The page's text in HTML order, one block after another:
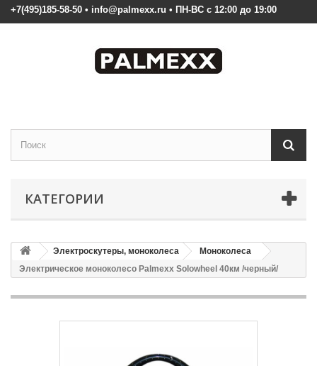
+7(495)185-58-50 • info@palmexx.ru • ПН-ВС с 12:00 до 19:00
КАТЕГОРИИ
Электроскутеры, моноколеса
Моноколеса
Электрическое моноколесо Palmexx Solowheel 40км /черный/